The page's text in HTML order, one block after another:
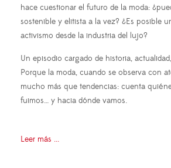
hace cuestionar el futuro de la moda:
sostenible y elitista a la vez? ¿Es posible
activismo desde la industria del lujo?
Un episodio cargado de historia,
Porque la moda, cuando se observa con
mucho más que tendencias: cuenta
fuimos… y hacia dónde vamos.
Leer más ...